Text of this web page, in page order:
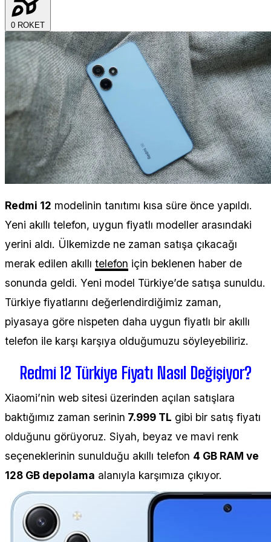
0 ROKET
Redmi 12 modelinin tanıtımı kısa süre önce yapıldı.
Yeni akıllı telefon, uygun fiyatlı modeller arasındaki
yerini aldı. Ülkemizde ne zaman satışa çıkacağı
merak edilen akıllı telefon için beklenen haber de
sonunda geldi. Yeni model Türkiye’de satışa sunuldu.
Türkiye fiyatlarını değerlendirdiğimiz zaman,
piyasaya göre nispeten daha uygun fiyatlı bir akıllı
telefon ile karşı karşıya olduğumuzu söyleyebiliriz.
Redmi 12 Türkiye Fiyatı Nasıl Değişiyor?
Xiaomi’nin web sitesi üzerinden açılan satışlara
baktığımız zaman serinin 7.999 TL gibi bir satış fiyatı
olduğunu görüyoruz. Siyah, beyaz ve mavi renk
seçeneklerinin sunulduğu akıllı telefon 4 GB RAM ve
128 GB depolama alanıyla karşımıza çıkıyor.